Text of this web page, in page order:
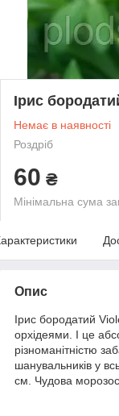
Ірис
Немає в наявності
Роздріб
60 ₴
Мінімальна сума
Опис
Ірис бородатий
орхідеями. І це
різноманітністю
шанувальників у
см. Чудова